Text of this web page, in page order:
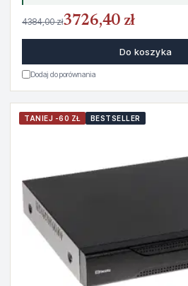
4384,00 zł3726,40 zł
Do koszyka
Dodaj do porównania
TANIEJ -60 ZŁ BESTSELLER